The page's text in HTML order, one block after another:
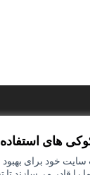
های
سایت خود برای